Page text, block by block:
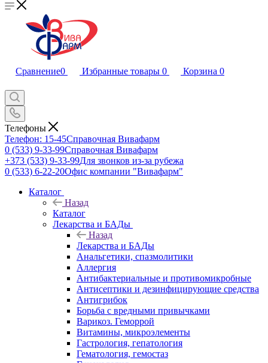
Сравнение0 Избранные товары 0 Корзина 0
Телефоны
Телефон: 15-45Справочная Вивафарм
0 (533) 9-33-99Справочная Вивафарм
+373 (533) 9-33-99Для звонков из-за рубежа
0 (533) 6-22-20Офис компании "Вивафарм"
Каталог
Назад
Каталог
Лекарства и БАДы
Назад
Лекарства и БАДы
Анальгетики, спазмолитики
Аллергия
Антибактериальные и противомикробные
Антисептики и дезинфицирующие средства
Антигрибок
Борьба с вредными привычками
Варикоз. Геморрой
Витамины, микроэлементы
Гастрология, гепатология
Гематология, гемостаз